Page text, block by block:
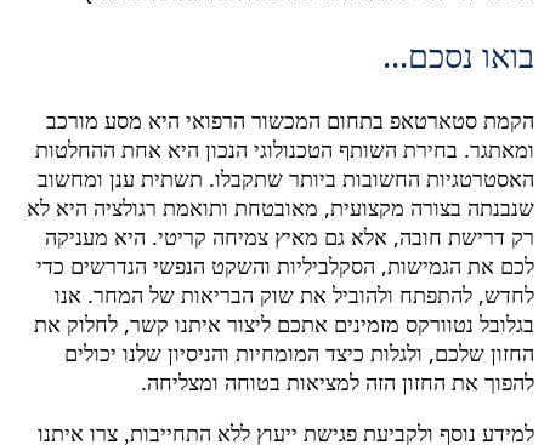
בואו נסכם...
הקמת סטארטאפ בתחום המכשור הרפואי היא מסע מורכב
ומאתגר. בחירת השותף הטכנולוגי הנכון היא אחת ההחלטות
האסטרטגיות החשובות ביותר שתקבלו. תשתית ענן ומחשוב
שנבנתה בצורה מקצועית, מאובטחת ותואמת רגולציה היא לא
רק דרישת חובה, אלא גם מאיץ צמיחה קריטי. היא מעניקה
לכם את הגמישות, הסקלביליות והשקט הנפשי הנדרשים כדי
לחדש, להתפתח ולהוביל את שוק הבריאות של המחר. אנו
בגלובל נטוורקס מזמינים אתכם ליצור איתנו קשר, לחלוק את
החזון שלכם, ולגלות כיצד המומחיות והניסיון שלנו יכולים
להפוך את החזון הזה למציאות בטוחה ומצליחה.
למידע נוסף ולקביעת פגישת ייעוץ ללא התחייבות, צרו איתנו